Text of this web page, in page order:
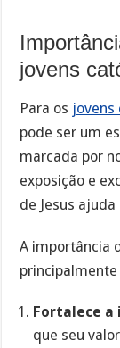
jovens
Para os jovens
pode ser um
marcada por
exposição e
de Jesus
A importância
Fortalece
que seu